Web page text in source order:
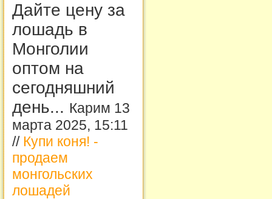
Дайте цену за
лошадь в
Монголии
оптом на
сегодняшний
день... Карим 13
марта 2025, 15:11
// Купи коня! -
продаем
монгольских
лошадей